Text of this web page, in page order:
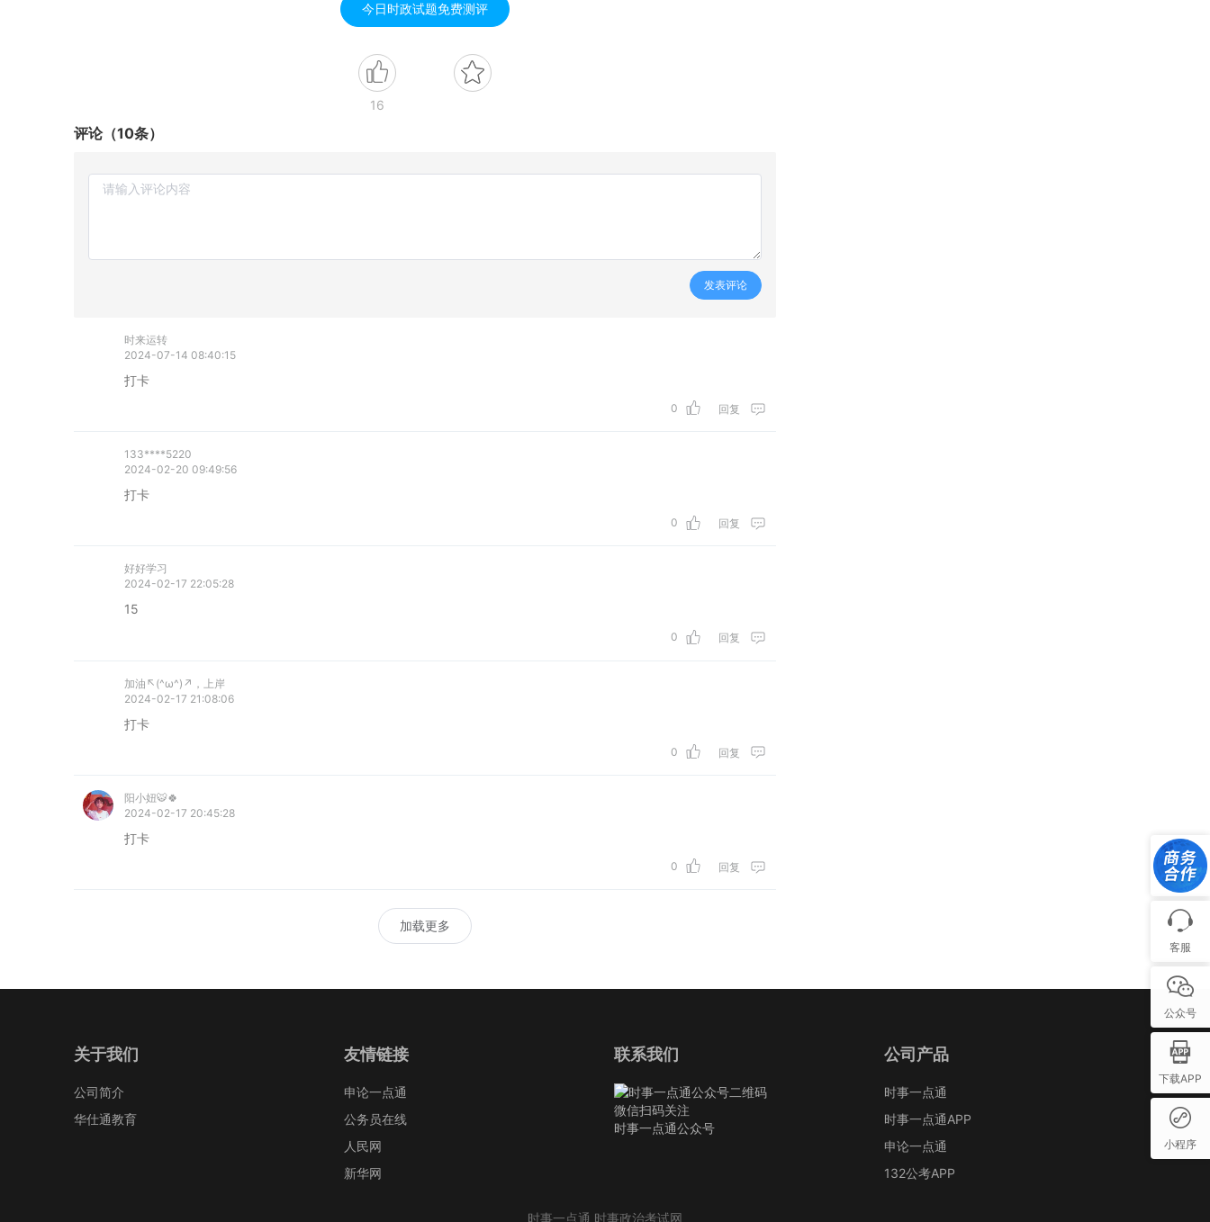
今日时政试题免费测评
16
评论（10条）
发表评论
时来运转
2024-07-14 08:40:15
打卡
0 回复
133****5220
2024-02-20 09:49:56
0 回复
好好学习
2024-02-17 22:05:28
15
0 回复
加油↖(^ω^)↗，上岸
2024-02-17 21:08:06
打卡
0 回复
阳小妞🐯🍀
2024-02-17 20:45:28
打卡
0 回复
加载更多
客服
公众号
下载APP
小程序
关于我们
公司简介
华仕通教育
友情链接
申论一点通
公务员在线
人民网
新华网
联系我们
微信扫码关注
时事一点通公众号
公司产品
时事一点通
时事一点通APP
申论一点通
132公考APP
时事一点通 时事政治考试网